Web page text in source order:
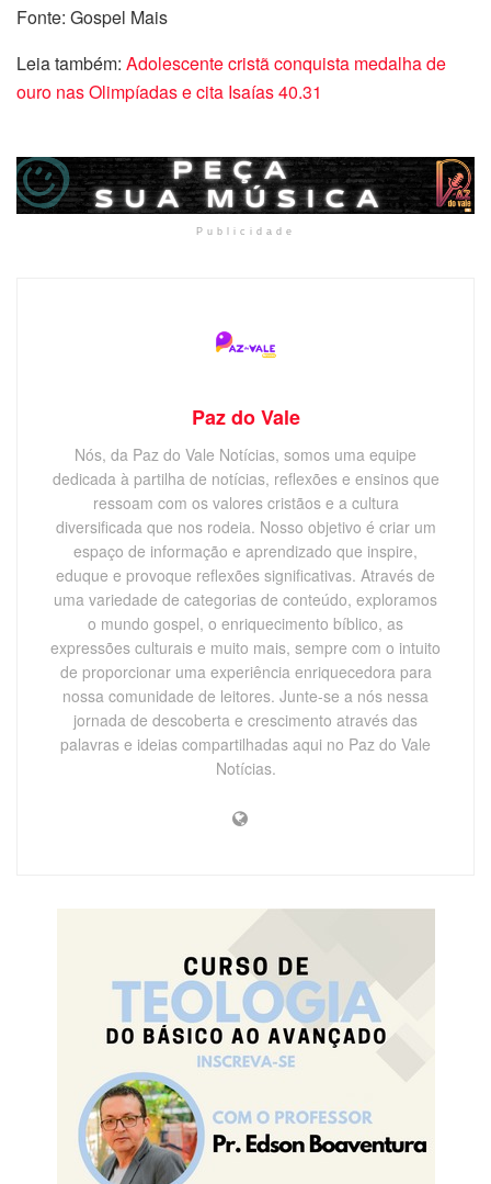
Fonte: Gospel Mais
Leia também: Adolescente cristã conquista medalha de
ouro nas Olimpíadas e cita Isaías 40.31
Publicidade
Paz do Vale
Nós, da Paz do Vale Notícias, somos uma equipe
dedicada à partilha de notícias, reflexões e ensinos que
ressoam com os valores cristãos e a cultura
diversificada que nos rodeia. Nosso objetivo é criar um
espaço de informação e aprendizado que inspire,
eduque e provoque reflexões significativas. Através de
uma variedade de categorias de conteúdo, exploramos
o mundo gospel, o enriquecimento bíblico, as
expressões culturais e muito mais, sempre com o intuito
de proporcionar uma experiência enriquecedora para
nossa comunidade de leitores. Junte-se a nós nessa
jornada de descoberta e crescimento através das
palavras e ideias compartilhadas aqui no Paz do Vale
Notícias.